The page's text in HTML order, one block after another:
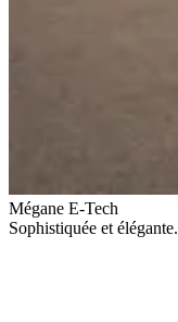
Mégane E-Tech
Sophistiquée et élégante.